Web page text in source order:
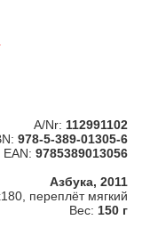
A/Nr: 112991102
978-5-389-01305-6
EAN: 9785389013056
Азбука, 2011
переплёт мягкий
Вес: 150 г